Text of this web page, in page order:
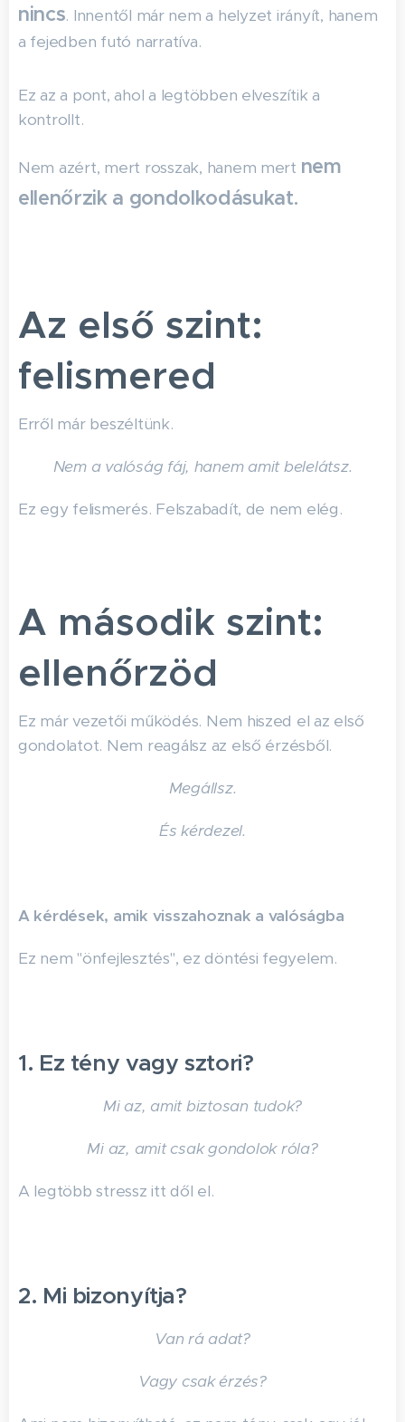
nincs. Innentől már nem a helyzet irányít, hanem
a fejedben futó narratíva.
Ez az a pont, ahol a legtöbben elveszítik a
kontrollt.
Nem azért, mert rosszak, hanem mert nem
ellenőrzik a gondolkodásukat.
Az első szint:
felismered
Erről már beszéltünk.
Nem a valóság fáj, hanem amit belelátsz.
Ez egy felismerés. Felszabadít, de nem elég.
A második szint:
ellenőrzöd
Ez már vezetői működés. Nem hiszed el az első
gondolatot. Nem reagálsz az első érzésből.
Megállsz.
És kérdezel.
A kérdések, amik visszahoznak a valóságba
Ez nem "önfejlesztés", ez döntési fegyelem.
1. Ez tény vagy sztori?
Mi az, amit biztosan tudok?
Mi az, amit csak gondolok róla?
A legtöbb stressz itt dől el.
2. Mi bizonyítja?
Van rá adat?
Vagy csak érzés?